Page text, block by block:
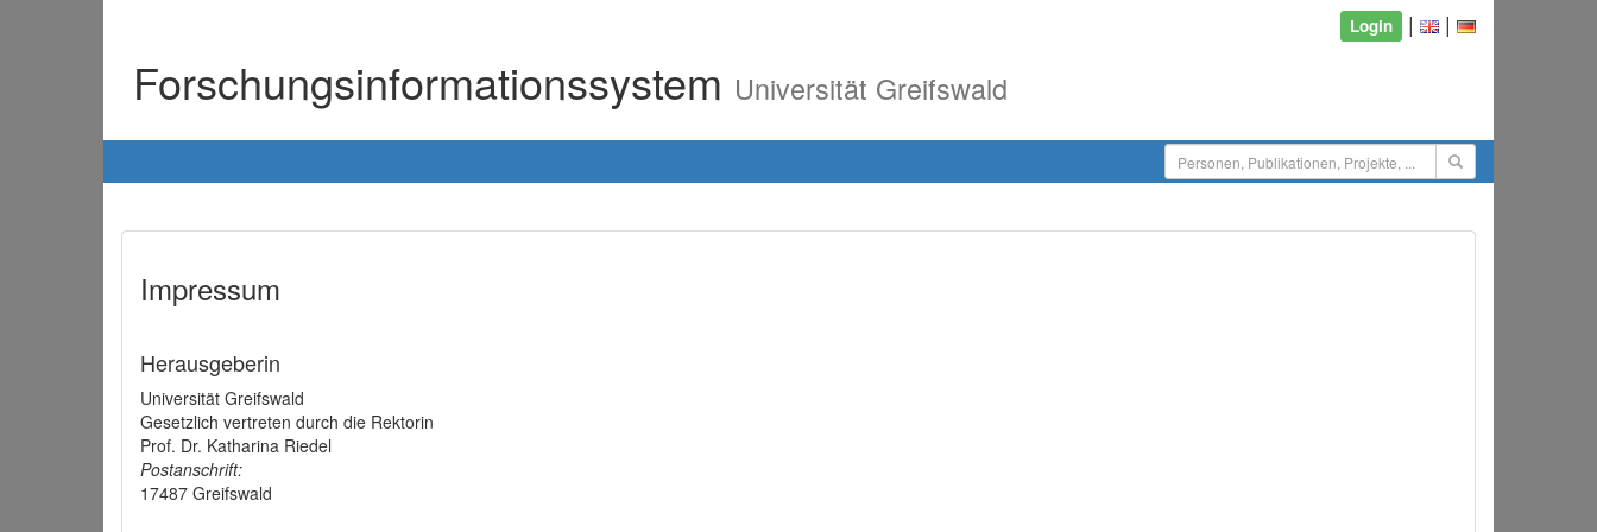
Login | |
Forschungsinformationssystem Universität Greifswald
Impressum
Herausgeberin
Universität Greifswald
Gesetzlich vertreten durch die Rektorin
Prof. Dr. Katharina Riedel
Postanschrift:
17487 Greifswald